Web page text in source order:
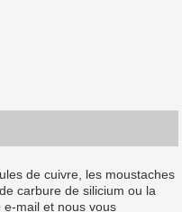
de cuivre, les moustaches
carbure de silicium ou la
e-mail et nous vous